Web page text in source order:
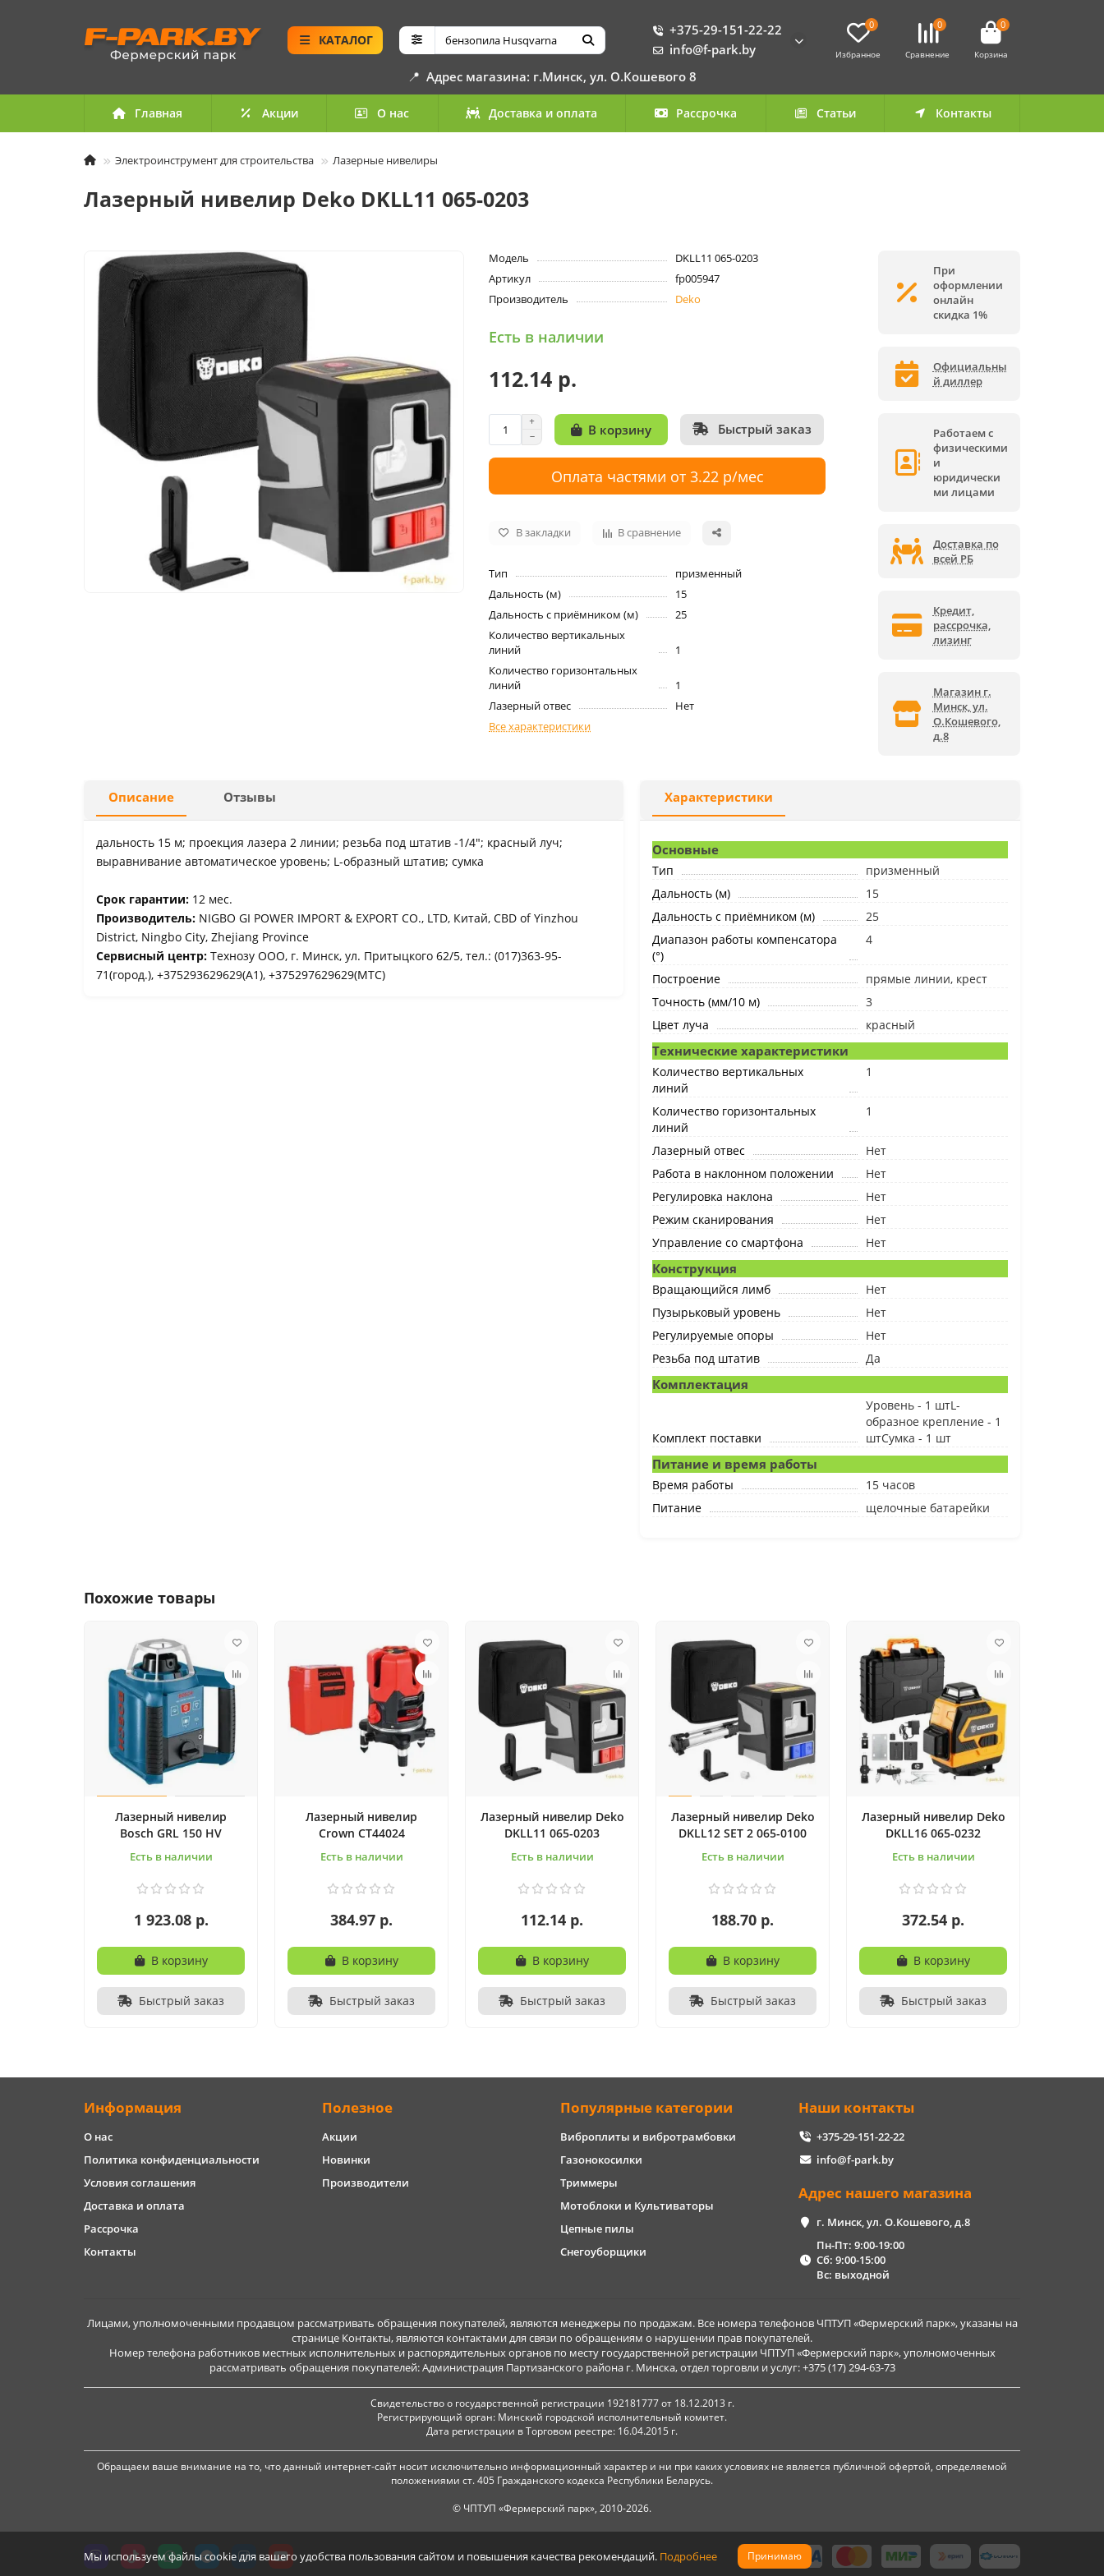
КАТАЛОГ
+375-29-151-22-22
info@f-park.by
0
Избранное
0
Сравнение
0
Корзина
📍 Адрес магазина: г.Минск, ул. О.Кошевого 8
Главная Акции О нас Доставка и оплата Рассрочка Статьи Контакты
Электроинструмент для строительства Лазерные нивелиры
Лазерный нивелир Deko DKLL11 065-0203
Модель
DKLL11 065-0203
Артикул
fp005947
Производитель
Deko
Есть в наличии
112.14 р.
В корзину Быстрый заказ
Оплата частями от 3.22 р/мес
В закладки В сравнение
Тип
призменный
Дальность (м)
15
Дальность с приёмником (м)
25
Количество вертикальных
линий
1
Количество горизонтальных
линий
1
Лазерный отвес
Нет
Все характеристики
При
оформлении
онлайн
скидка 1%
Официальны
й диллер
Работаем с
физическими
и
юридически
ми лицами
Доставка по
всей РБ
Кредит,
рассрочка,
лизинг
Магазин г.
Минск, ул.
О.Кошевого,
д.8
Описание Отзывы
дальность 15 м; проекция лазера 2 линии; резьба под штатив -1/4"; красный луч;
выравнивание автоматическое уровень; L-образный штатив; сумка
Срок гарантии: 12 мес.
Производитель: NIGBO GI POWER IMPORT & EXPORT CO., LTD, Китай, CBD of Yinzhou
District, Ningbo City, Zhejiang Province
Сервисный центр: Технозу ООО, г. Минск, ул. Притыцкого 62/5, тел.: (017)363-95-
71(город.), +375293629629(A1), +375297629629(МТС)
Характеристики
Основные
Тип
призменный
Дальность (м)
15
Дальность с приёмником (м)
25
Диапазон работы компенсатора
(°)
4
Построение
прямые линии, крест
Точность (мм/10 м)
3
Цвет луча
красный
Технические характеристики
Количество вертикальных
линий
1
Количество горизонтальных
линий
1
Лазерный отвес
Нет
Работа в наклонном положении
Нет
Регулировка наклона
Нет
Режим сканирования
Нет
Управление со смартфона
Нет
Конструкция
Вращающийся лимб
Нет
Пузырьковый уровень
Нет
Регулируемые опоры
Нет
Резьба под штатив
Да
Комплектация
Комплект поставки
Уровень - 1 штL-
образное крепление - 1
штСумка - 1 шт
Питание и время работы
Время работы
15 часов
Питание
щелочные батарейки
Похожие товары
Лазерный нивелир
Bosch GRL 150 HV
Есть в наличии
1 923.08 р.
В корзину
Быстрый заказ
Лазерный нивелир
Crown CT44024
Есть в наличии
384.97 р.
В корзину
Быстрый заказ
Лазерный нивелир Deko
DKLL11 065-0203
Есть в наличии
112.14 р.
В корзину
Быстрый заказ
Лазерный нивелир Deko
DKLL12 SET 2 065-0100
Есть в наличии
188.70 р.
В корзину
Быстрый заказ
Лазерный нивелир Deko
DKLL16 065-0232
Есть в наличии
372.54 р.
В корзину
Быстрый заказ
Мы используем файлы cookie для вашего удобства пользования сайтом и повышения качества рекомендаций. Подробнее Принимаю
Информация
О нас
Политика конфиденциальности
Условия соглашения
Доставка и оплата
Рассрочка
Контакты
Полезное
Акции
Новинки
Производители
Популярные категории
Виброплиты и вибротрамбовки
Газонокосилки
Триммеры
Мотоблоки и Культиваторы
Цепные пилы
Снегоуборщики
Наши контакты
+375-29-151-22-22
info@f-park.by
Адрес нашего магазина
г. Минск, ул. О.Кошевого, д.8
Пн-Пт: 9:00-19:00
Сб: 9:00-15:00
Вс: выходной
Лицами, уполномоченными продавцом рассматривать обращения покупателей, являются менеджеры по продажам. Все номера телефонов ЧПТУП «Фермерский парк», указаны на
странице Контакты, являются контактами для связи по обращениям о нарушении прав покупателей.
Номер телефона работников местных исполнительных и распорядительных органов по месту государственной регистрации ЧПТУП «Фермерский парк», уполномоченных
рассматривать обращения покупателей: Администрация Партизанского района г. Минска, отдел торговли и услуг: +375 (17) 294-63-73
Свидетельство о государственной регистрации 192181777 от 18.12.2013 г.
Регистрирующий орган: Минский городской исполнительный комитет.
Дата регистрации в Торговом реестре: 16.04.2015 г.
Обращаем ваше внимание на то, что данный интернет-сайт носит исключительно информационный характер и ни при каких условиях не является публичной офертой, определяемой
положениями ст. 405 Гражданского кодекса Республики Беларусь.
© ЧПТУП «Фермерский парк», 2010-2026.